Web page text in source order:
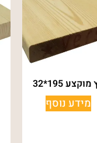
195*32
מידע נוסף